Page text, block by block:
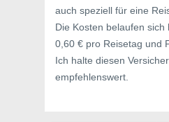
auch speziell für eine
Die Kosten belaufen sich
0,60 € pro Reisetag und
Ich halte diesen
empfehlenswert.